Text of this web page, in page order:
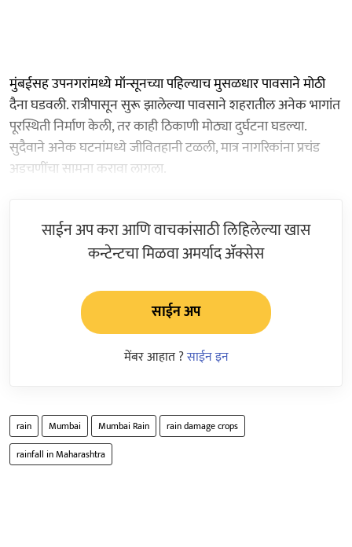
मुंबईसह उपनगरांमध्ये मॉन्सूनच्या पहिल्याच मुसळधार पावसाने मोठी
दैना घडवली. रात्रीपासून सुरू झालेल्या पावसाने शहरातील अनेक भागांत
पूरस्थिती निर्माण केली, तर काही ठिकाणी मोठ्या दुर्घटना घडल्या.
सुदैवाने अनेक घटनांमध्ये जीवितहानी टळली, मात्र नागरिकांना प्रचंड
अडचणींचा सामना करावा लागला.
साईन अप करा आणि वाचकांसाठी लिहिलेल्या खास
कन्टेन्टचा मिळवा अमर्याद ॲक्सेस
साईन अप
मेंबर आहात ?साईन इन
rain Mumbai Mumbai Rain
rain damage crops
rainfall in Maharashtra